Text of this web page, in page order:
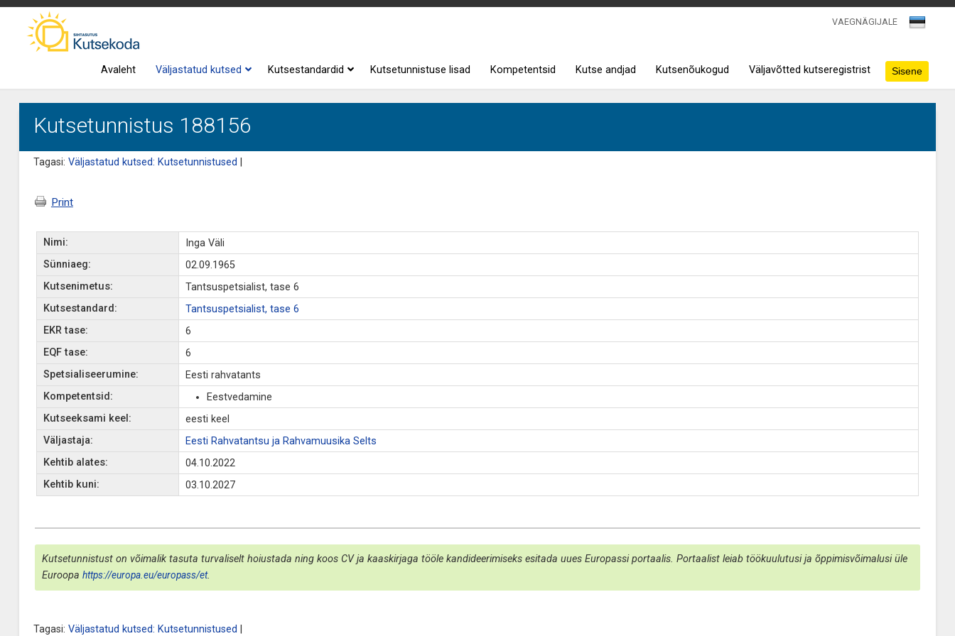
VAEGNÄGIJALE
Avaleht Väljastatud kutsed Kutsestandardid Kutsetunnistuse lisad Kompetentsid Kutse andjad Kutsenõukogud Väljavõtted kutseregistrist
Kutsetunnistus 188156
Tagasi: Väljastatud kutsed: Kutsetunnistused
Print
Nimi:
Inga Väli
Sünniaeg:
02.09.1965
Kutsenimetus:
Tantsuspetsialist, tase 6
Kutsestandard:
Tantsuspetsialist, tase 6
EKR tase:
6
EQF tase:
6
Spetsialiseerumine:
Eesti rahvatants
Kompetentsid:
Eestvedamine
Kutseeksami keel:
eesti keel
Väljastaja:
Eesti Rahvatantsu ja Rahvamuusika Selts
Kehtib alates:
04.10.2022
Kehtib kuni:
03.10.2027
Kutsetunnistust on võimalik tasuta turvaliselt hoiustada ning koos CV ja kaaskirjaga tööle kandideerimiseks esitada uues Europassi portaalis. Portaalist leiab töökuulutusi ja õppimisvõimalusi üle
Euroopa https://europa.eu/europass/et.
Tagasi: Väljastatud kutsed: Kutsetunnistused